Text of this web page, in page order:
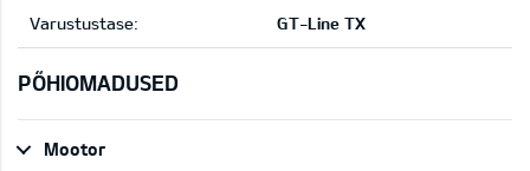
Varustustase: GT-Line TX
PÕHIOMADUSED
Mootor